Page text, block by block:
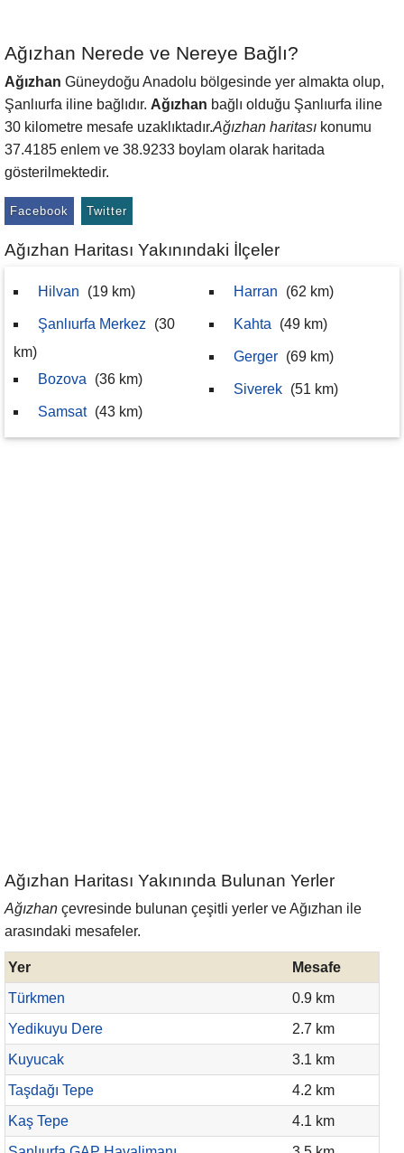
Ağızhan Nerede ve Nereye Bağlı?
Ağızhan Güneydoğu Anadolu bölgesinde yer almakta olup,
Şanlıurfa iline bağlıdır. Ağızhan bağlı olduğu Şanlıurfa iline
30 kilometre mesafe uzaklıktadır.Ağızhan haritası konumu
37.4185 enlem ve 38.9233 boylam olarak haritada
gösterilmektedir.
Facebook Twitter
Ağızhan Haritası Yakınındaki İlçeler
Hilvan (19 km)
Şanlıurfa Merkez
(30
km)
Bozova
(36 km)
Samsat (43 km)
Harran (62 km)
Kahta (49 km)
Gerger (69 km)
Siverek (51 km)
Ağızhan Haritası Yakınında Bulunan Yerler
Ağızhan çevresinde bulunan çeşitli yerler ve Ağızhan ile
arasındaki mesafeler.
Yer
Mesafe
Türkmen
0.9 km
Yedikuyu Dere
2.7 km
Kuyucak
3.1 km
Taşdağı Tepe
4.2 km
Kaş Tepe
4.1 km